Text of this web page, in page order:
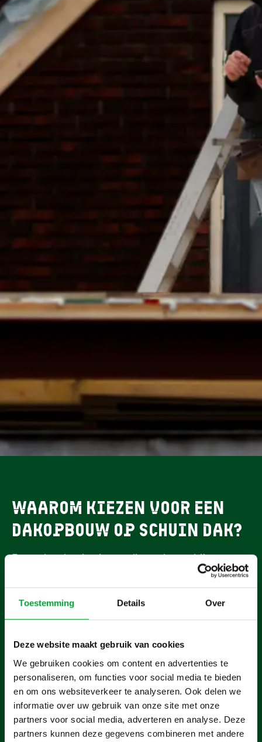
Toestemming Details Over
Deze website maakt gebruik van cookies
We gebruiken cookies om content en advertenties te
personaliseren, om functies voor social media te bieden
en om ons websiteverkeer te analyseren. Ook delen we
informatie over uw gebruik van onze site met onze
partners voor social media, adverteren en analyse. Deze
partners kunnen deze gegevens combineren met andere
Waarom kiezen voor een
dakopbouw op schuin dak?
Een nokverhoging is een slimme keuze bij
gezinsuitbreiding of de behoefte aan een extra
thuiswerkplek. In plaats van verhuizen verhoog je
je zadeldak en creëer je een volwaardige extra
verdieping. Je bespaart op hoge verhuis, en
ruimte, meer comfort en een goed geïsoleerde
woning.
Snelle montage met minimale overlast
Op maat ontworpen, passend bij jouw woning